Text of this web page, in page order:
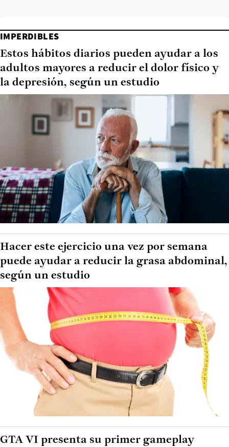
IMPERDIBLES
Estos hábitos diarios pueden ayudar a los
adultos mayores a reducir el dolor físico y
la depresión, según un estudio
Hacer este ejercicio una vez por semana
puede ayudar a reducir la grasa abdominal,
según un estudio
GTA VI presenta su primer gameplay